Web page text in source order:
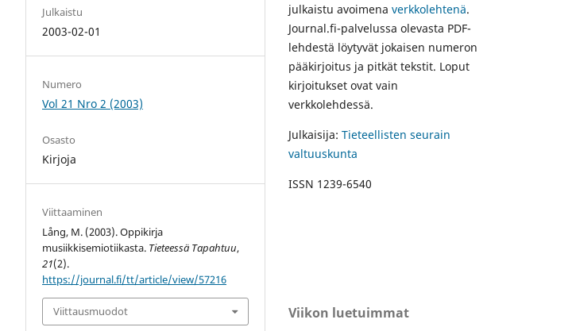
Julkaistu
2003-02-01
Numero
Vol 21 Nro 2 (2003)
Osasto
Kirjoja
Viittaaminen
Lång, M. (2003). Oppikirja
musiikkisemiotiikasta. Tieteessä Tapahtuu,
21(2).
https://journal.fi/tt/article/view/57216
Viittausmuodot
julkaistu avoimena verkkolehtenä.
Journal.fi-palvelussa olevasta PDF-
lehdestä löytyvät jokaisen numeron
pääkirjoitus ja pitkät tekstit. Loput
kirjoitukset ovat vain
verkkolehdessä.
Julkaisija: Tieteellisten seurain
valtuuskunta
ISSN 1239-6540
Viikon luetuimmat